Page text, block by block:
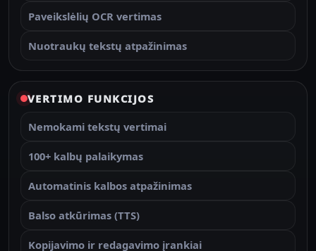
Paveikslėlių OCR vertimas
Nuotraukų tekstų atpažinimas
VERTIMO FUNKCIJOS
Nemokami tekstų vertimai
100+ kalbų palaikymas
Automatinis kalbos atpažinimas
Balso atkūrimas (TTS)
Kopijavimo ir redagavimo įrankiai